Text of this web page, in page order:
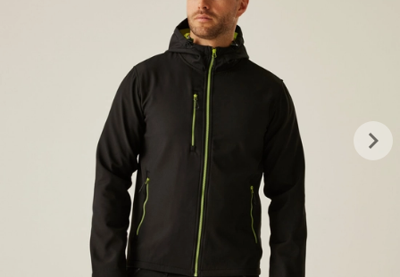
keyboard_arrow_right